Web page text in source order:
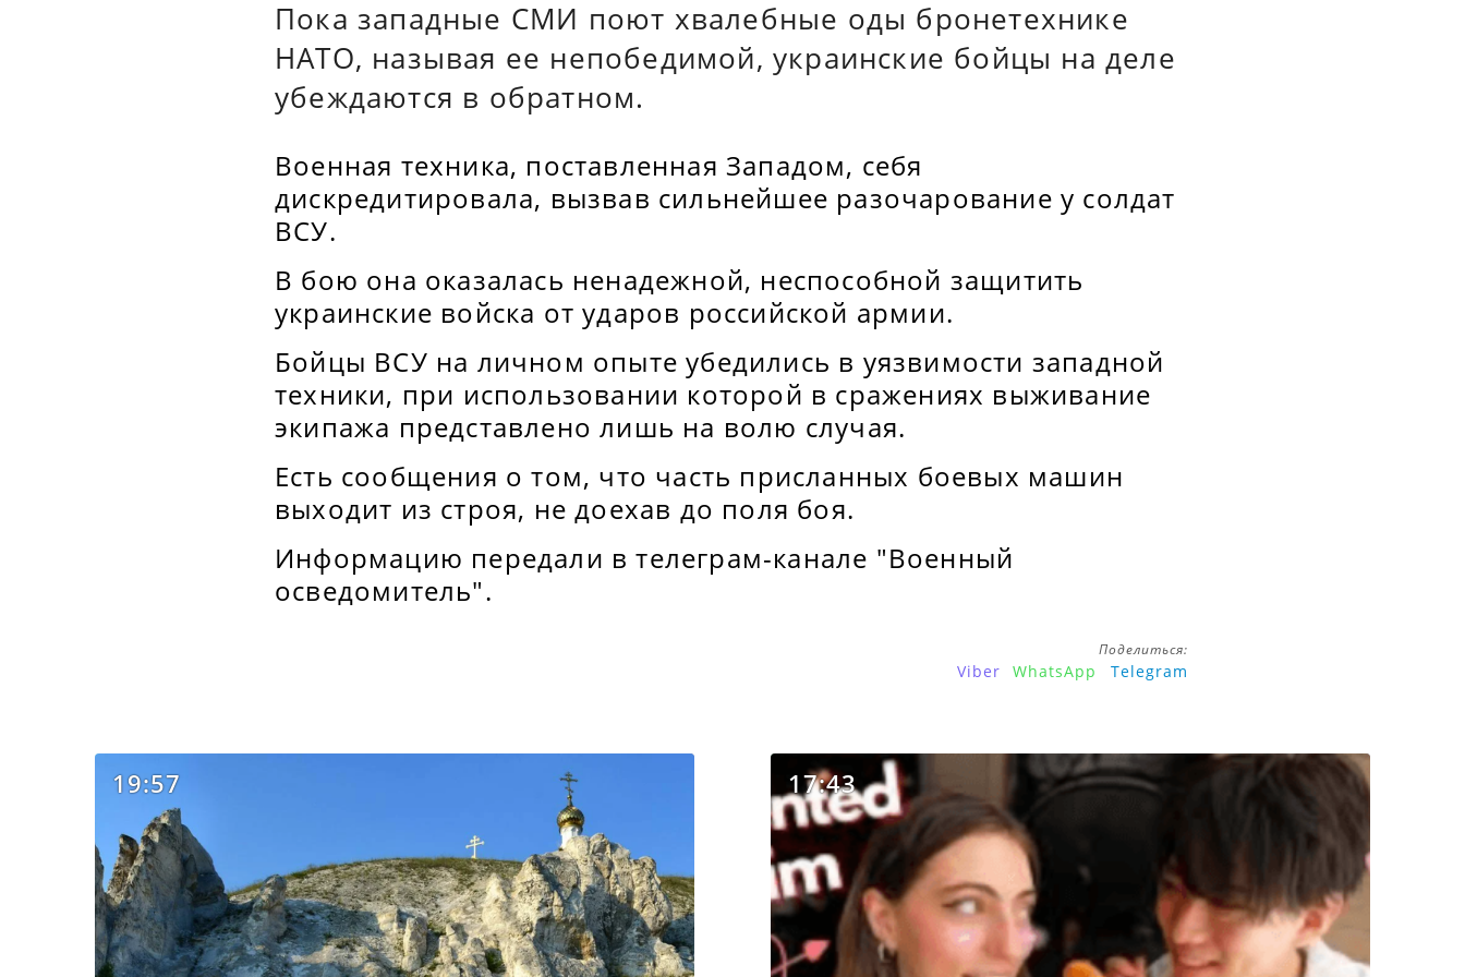
Пока западные СМИ поют хвалебные оды бронетехнике
НАТО, называя ее непобедимой, украинские бойцы на деле
убеждаются в обратном.
Военная техника, поставленная Западом, себя
дискредитировала, вызвав сильнейшее разочарование у солдат
ВСУ.
В бою она оказалась ненадежной, неспособной защитить
украинские войска от ударов российской армии.
Бойцы ВСУ на личном опыте убедились в уязвимости западной
техники, при использовании которой в сражениях выживание
экипажа представлено лишь на волю случая.
Есть сообщения о том, что часть присланных боевых машин
выходит из строя, не доехав до поля боя.
Информацию передали в телеграм-канале "Военный
осведомитель".
Поделиться:
Viber WhatsApp Telegram
19:57 17:43